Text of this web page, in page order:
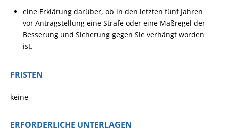
eine Erklärung darüber, ob in den letzten fünf Jahren
vor Antragstellung eine Strafe oder eine Maßregel der
Besserung und Sicherung gegen Sie verhängt worden
ist.
FRISTEN
keine
ERFORDERLICHE UNTERLAGEN